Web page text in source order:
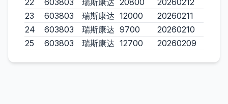
22
603803 瑞斯康达 20800
20260212
23
603803 瑞斯康达 12000
20260211
24
603803 瑞斯康达 9700
20260210
25
603803 瑞斯康达 12700 20260209